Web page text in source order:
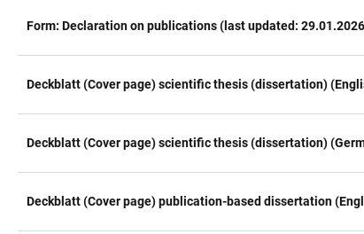
Form: Declaration on publications (last updated:
Deckblatt (Cover page) scientific thesis (dissertation)
Deckblatt (Cover page) scientific thesis (dissertation)
Deckblatt (Cover page) publication-based dissertation